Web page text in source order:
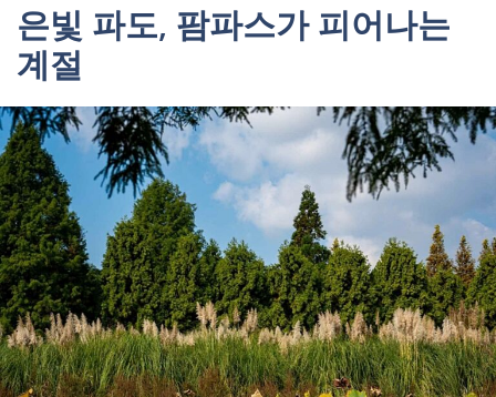
은빛 파도, 팜파스가 피어나는
계절